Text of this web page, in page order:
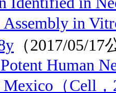
Assembly in
（2017/05/17
Human
Mexico（Cell